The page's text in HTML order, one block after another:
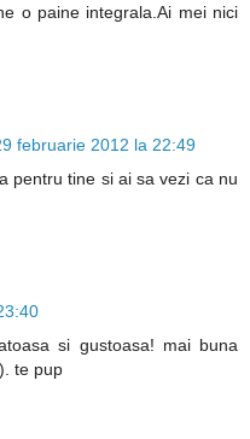
o paine integrala.Ai mei nici
februarie 2012 la 22:49
pentru tine si ai sa vezi ca nu
si gustoasa! mai buna
te pup